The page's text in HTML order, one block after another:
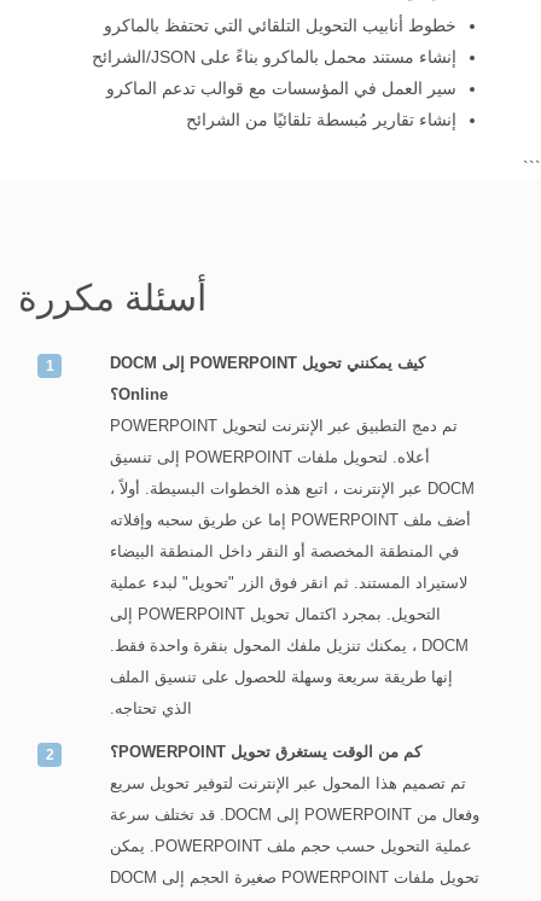
خطوط أنابيب التحويل التلقائي التي تحتفظ بالماكرو
إنشاء مستند محمل بالماكرو بناءً على JSON/الشرائح
سير العمل في المؤسسات مع قوالب تدعم الماكرو
إنشاء تقارير مُبسطة تلقائيًا من الشرائح
```
أسئلة مكررة
كيف يمكنني تحويل POWERPOINT إلى DOCM
Online؟
تم دمج التطبيق عبر الإنترنت لتحويل POWERPOINT
أعلاه. لتحويل ملفات POWERPOINT إلى تنسيق
DOCM عبر الإنترنت ، اتبع هذه الخطوات البسيطة. أولاً ،
أضف ملف POWERPOINT إما عن طريق سحبه وإفلاته
في المنطقة المخصصة أو النقر داخل المنطقة البيضاء
لاستيراد المستند. ثم انقر فوق الزر "تحويل" لبدء عملية
التحويل. بمجرد اكتمال تحويل POWERPOINT إلى
DOCM ، يمكنك تنزيل ملفك المحول بنقرة واحدة فقط.
إنها طريقة سريعة وسهلة للحصول على تنسيق الملف
الذي تحتاجه.
كم من الوقت يستغرق تحويل POWERPOINT؟
تم تصميم هذا المحول عبر الإنترنت لتوفير تحويل سريع
وفعال من POWERPOINT إلى DOCM. قد تختلف سرعة
عملية التحويل حسب حجم ملف POWERPOINT. يمكن
تحويل ملفات POWERPOINT صغيرة الحجم إلى DOCM